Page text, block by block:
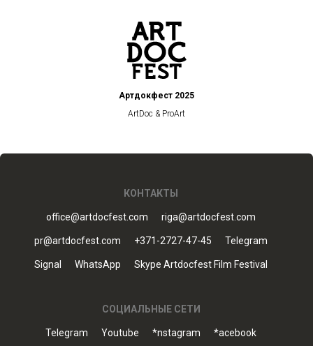
Артдокфест 2025
ArtDoc & ProArt
КОНТАКТЫ
office@artdocfest.com riga@artdocfest.com
pr@artdocfest.com +371-2727-47-45 Telegram
Signal WhatsApp Skype Artdocfest Film Festival
СОЦИАЛЬНЫЕ СЕТИ
Telegram Youtube *nstagram *acebook